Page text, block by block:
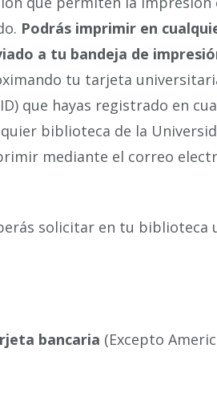
Podrás imprimir en
a tu bandeja de
tu tarjeta
que hayas registrado en
biblioteca de la
mediante el correo
solicitar en tu biblioteca
bancaria (Excepto